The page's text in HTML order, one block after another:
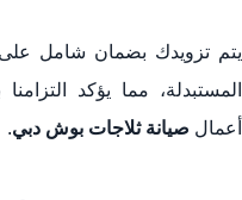
يتم تزويدك بضمان شامل على
المستبدلة، مما يؤكد
أعمال صيانة ثلاجات بوش دبي.